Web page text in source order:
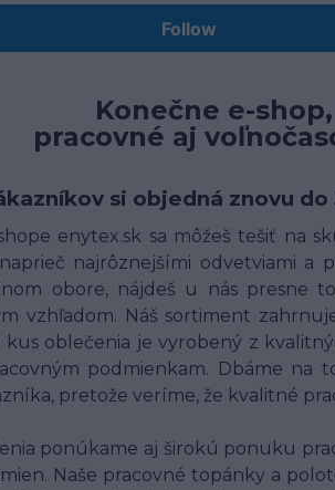
Konečne e-
pracovné aj
si objedná znovu
enytex.sk sa môžeš tešiť na
najrôznejšími odvetviami a
obore, nájdeš u nás presne
vzhľadom. Náš sortiment
kus oblečenia je vyrobený z
podmienkam. Dbáme na
pretože veríme, že kvalitné
ponúkame aj širokú ponuku
Naše pracovné topánky a